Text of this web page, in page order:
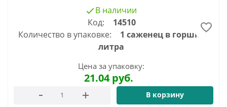
В наличии
Код:
14510
Количество в упаковке:
1 саженец в горшке 3
литра
Цена за упаковку:
21.04руб.
В корзину